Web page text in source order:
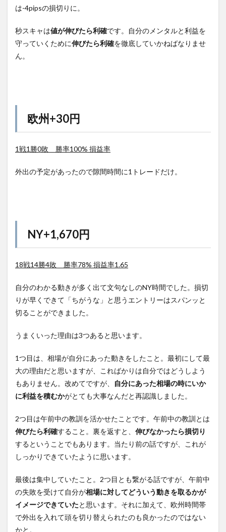
は-4pipsの損切りに。
秒スキャは値が伸びたら利確です。自分のメンタルと利益を
守っていくために伸びたら利確を徹底していかねばなりませ
ん。
欧州+30円
1戦1勝0敗 勝率100% 損益率
外出の予定があったので隙間時間に1トレードだけ。
NY+1,670円
18戦14勝4敗 勝率78% 損益率1.65
自分のわかる動きが多く出て文句なしのNY時間でした。損切
りが早くできて「ちがうな」と思うエントリーはスパンッと
切ることができました。
うまくいった理由は3つあると思います。
1つ目は、相場が自分にあった動きをしたこと。最初にして最
大の理由だと思いますが、こればかりは自分ではどうしよう
もありません。改めてですが、
自分にあった相場の時にいか
に利益を積むかがとても大事なんだと再認識しました。
2つ目は午前中の教訓を活かせたことです。午前中の教訓とは
伸びたら利確すること。裏を返すと、 伸びなかったら損切り
するということでもあります。当たり前の話ですが、これが
しっかりできていたように思います。
最後は集中していたこと。2つ目とも繋がる話ですが、午前中
の失敗を受けて自分が相場に対してどういう動きを取るかが
イメージできていたと思います。それに加えて、欧州時間帯
で外出を入れて頭を切り替えられたのも良かったのではない
かと。